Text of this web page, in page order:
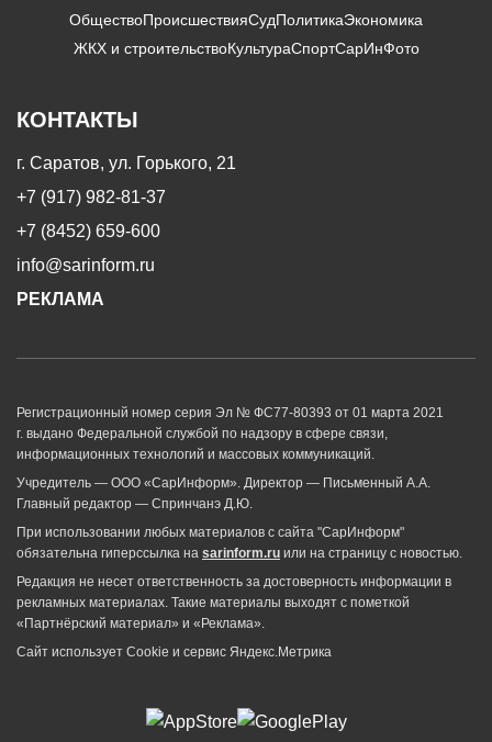
ОбществоПроисшествияСудПолитикаЭкономика
ЖКХ и строительствоКультураСпортСарИнФото
КОНТАКТЫ
г. Саратов, ул. Горького, 21
+7 (917) 982-81-37
+7 (8452) 659-600
info@sarinform.ru
РЕКЛАМА
Регистрационный номер серия Эл № ФС77-80393 от 01 марта 2021
г. выдано Федеральной службой по надзору в сфере связи,
информационных технологий и массовых коммуникаций.
Учредитель — ООО «СарИнформ». Директор — Письменный А.А.
Главный редактор — Спринчанэ Д.Ю.
При использовании любых материалов с сайта "СарИнформ"
обязательна гиперссылка на sarinform.ru или на страницу с новостью.
Редакция не несет ответственность за достоверность информации в
рекламных материалах. Такие материалы выходят с пометкой
«Партнёрский материал» и «Реклама».
Сайт использует Cookie и сервиc Яндекс.Метрика